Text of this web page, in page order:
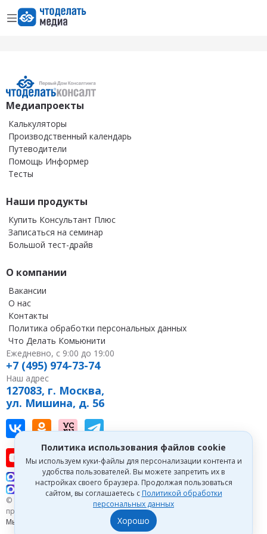
Открыть менюПерейти на главную страницу
Политика использования файлов cookie
Мы используем куки-файлы для персонализации контента и
удобства пользователей. Вы можете запретить их в
настройках своего браузера. Продолжая пользоваться
сайтом, вы соглашаетесь с Политикой обработки
персональных данных
Хорошо
Медиапроекты
Калькуляторы
Производственный календарь
Путеводители
Помощь Информер
Тесты
Наши продукты
Купить Консультант Плюс
Записаться на семинар
Большой тест-драйв
О компании
Вакансии
О нас
Контакты
Политика обработки персональных данных
Что Делать Комьюнити
Ежедневно, с 9:00 до 19:00
+7 (495) 974-73-74
Наш адрес
127083, г. Москва,
ул. Мишина, д. 56
Наш канал в Вконтакте
Наш канал на youtube
Наша группа в однокласниках
Наш канал в tenchat
Наш канал на vc
Наш профиль на дзен
Наш канал в Telegram
Что делать Консалт
Что делать Экспертум
© 1993—2026 Первый Дом Консалтинга «Что делать Консалт». Все
права защищены.
Мы зарегистрированы на
Портале поставщиков